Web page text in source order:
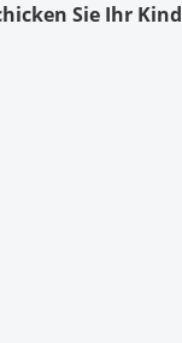
Sie Ihr Kind